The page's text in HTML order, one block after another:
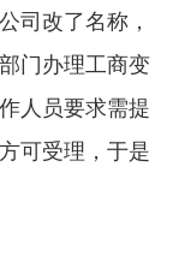
司改了名称，
门办理工商变
人员要求需提
可受理，于是